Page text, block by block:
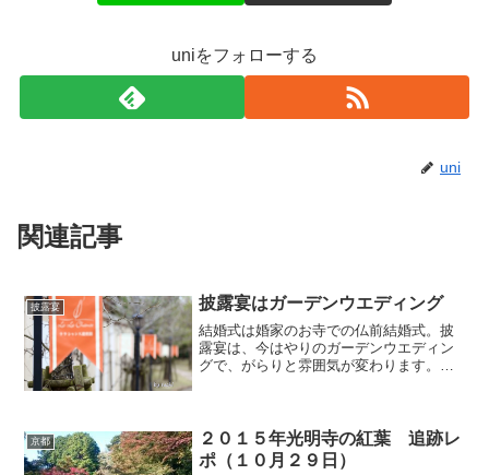
uniをフォローする
uni
関連記事
披露宴 披露宴はガーデンウエディング
結婚式は婚家のお寺での仏前結婚式。披
露宴は、今はやりのガーデンウエディン
グで、がらりと雰囲気が変わります。こ
機嫌の主人です。そして中庭...
京都
２０１５年光明寺の紅葉 追跡レ
ポ（１０月２９日）